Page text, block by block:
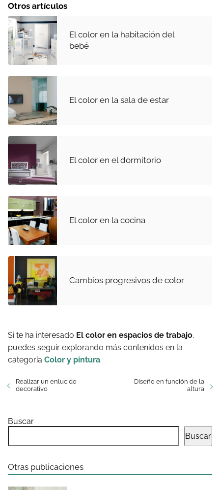
Otros artículos
El color en la habitación del
bebé
El color en la sala de estar
El color en el dormitorio
El color en la cocina
Cambios progresivos de color
Si te ha interesado El color en espacios de trabajo,
puedes seguir explorando más contenidos en la
categoría Color y pintura.
Realizar un enlucido
decorativo
Diseño en función de la
altura
Buscar
Buscar
Otras publicaciones